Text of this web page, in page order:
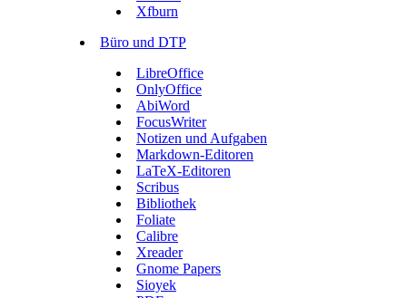
Xfburn
Büro und DTP
LibreOffice
OnlyOffice
AbiWord
FocusWriter
Notizen und Aufgaben
Markdown-Editoren
LaTeX-Editoren
Scribus
Bibliothek
Foliate
Calibre
Xreader
Gnome Papers
Sioyek